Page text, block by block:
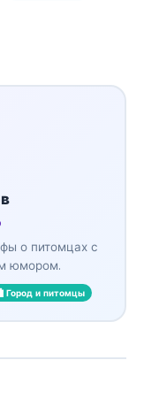
о питомцах с
юмором.
Город и питомцы